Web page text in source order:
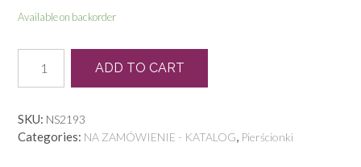
Available on backorder
0394
quantity
ADD TO CART
SKU: NS2193
Categories: NA ZAMÓWIENIE - KATALOG, Pierścionki